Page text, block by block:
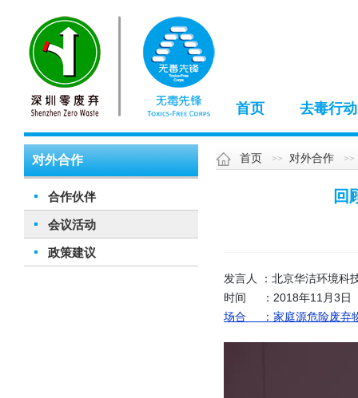
首页 去毒行动
对外合作
合作伙伴
会议活动
政策建议
首页 对外合作
回
发言人 ：北京华洁环境科
时间 ：2018年11月3日
场合 ：家庭源危险废弃